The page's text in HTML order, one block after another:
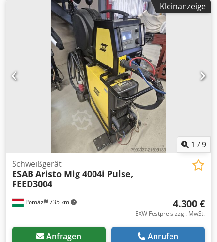
Kleinanzeige
1 /9
Pomáz 735 km
Schweißgerät
ESAB Aristo Mig 4004i Pulse,
FEED3004
4.300 €
EXW Festpreis zzgl. MwSt.
Anfragen Anrufen